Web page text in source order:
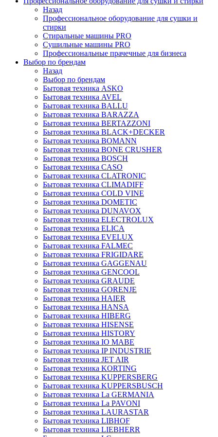
Назад
Профессиональное оборудование для сушки и
стирки
Стиральные машины PRO
Сушильные машины PRO
Профессиональные прачечные для бизнеса
Выбор по брендам
Назад
Выбор по брендам
Бытовая техника ASKO
Бытовая техника AVEL
Бытовая техника BALLU
Бытовая техника BARAZZA
Бытовая техника BERTAZZONI
Бытовая техника BLACK+DECKER
Бытовая техника BOMANN
Бытовая техника BONE CRUSHER
Бытовая техника BOSCH
Бытовая техника CASO
Бытовая техника CLATRONIC
Бытовая техника CLIMADIFF
Бытовая техника COLD VINE
Бытовая техника DOMETIC
Бытовая техника DUNAVOX
Бытовая техника ELECTROLUX
Бытовая техника ELICA
Бытовая техника EVELUX
Бытовая техника FALMEC
Бытовая техника FRIGIDARE
Бытовая техника GAGGENAU
Бытовая техника GENCOOL
Бытовая техника GRAUDE
Бытовая техника GORENJE
Бытовая техника HAIER
Бытовая техника HANSA
Бытовая техника HIBERG
Бытовая техника HISENSE
Бытовая техника HISTORY
Бытовая техника IO MABE
Бытовая техника IP INDUSTRIE
Бытовая техника JET AIR
Бытовая техника KORTING
Бытовая техника KUPPERSBERG
Бытовая техника KUPPERSBUSCH
Бытовая техника La GERMANIA
Бытовая техника La PAVONI
Бытовая техника LAURASTAR
Бытовая техника LIBHOF
Бытовая техника LIEBHERR